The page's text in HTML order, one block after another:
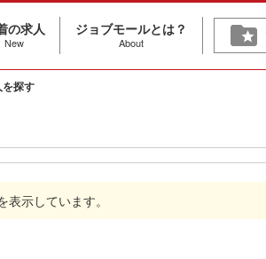
の求人
New
ジョブモールとは？
About
探す
表示しています。